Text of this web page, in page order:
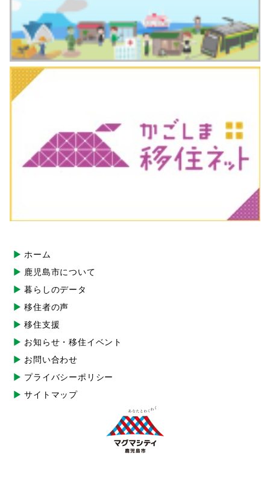
ホーム
鹿児島市について
暮らしのデータ
移住者の声
移住支援
お知らせ・移住イベント
お問い合わせ
プライバシーポリシー
サイトマップ